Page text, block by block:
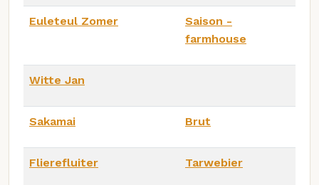
Euleteul Zomer
Saison -
farmhouse
Witte Jan
Sakamai Brut
Flierefluiter Tarwebier